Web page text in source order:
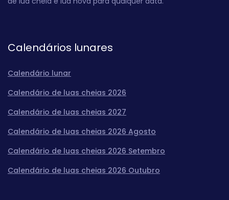
Calendários lunares
Calendário lunar
Calendário de luas cheias 2026
Calendário de luas cheias 2027
Calendário de luas cheias 2026 Agosto
Calendário de luas cheias 2026 Setembro
Calendário de luas cheias 2026 Outubro